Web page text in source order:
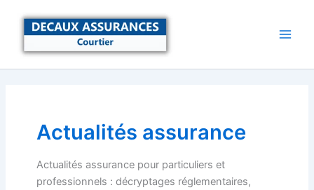
Actualités assurance
Actualités assurance pour particuliers et
professionnels : décryptages réglementaires,